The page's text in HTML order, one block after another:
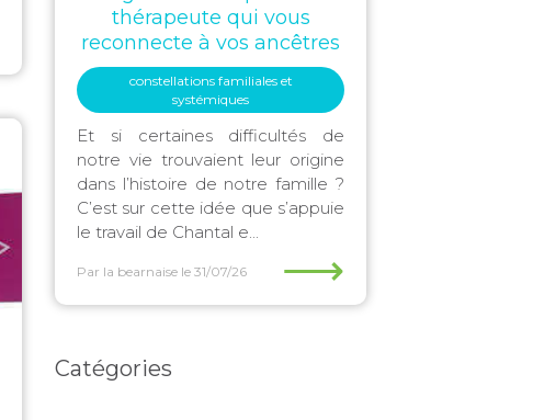
thérapeute qui vous
reconnecte à vos ancêtres
constellations familiales et
systémiques
Et si certaines difficultés de
notre vie trouvaient leur origine
dans l’histoire de notre famille ?
C’est sur cette idée que s’appuie
le travail de Chantal e...
Par la bearnaise le 31/07/26 ⟶
Catégories